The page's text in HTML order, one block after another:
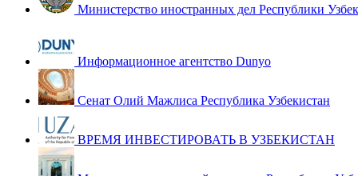
Министерство иностранных дел Республики
Информационное агентство Dunyo
Сенат Олий Мажлиса Республика Узбекистан
ВРЕМЯ ИНВЕСТИРОВАТЬ В УЗБЕКИСТАН